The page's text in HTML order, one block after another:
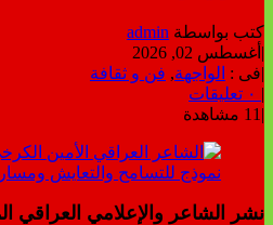
كتب بواسطة admin
| أغسطس 02, 2026
|فى : الواجهة, فن و ثقافة
|
| 11 مشاهدة
نشر الشاعر والإعلامي العراقي